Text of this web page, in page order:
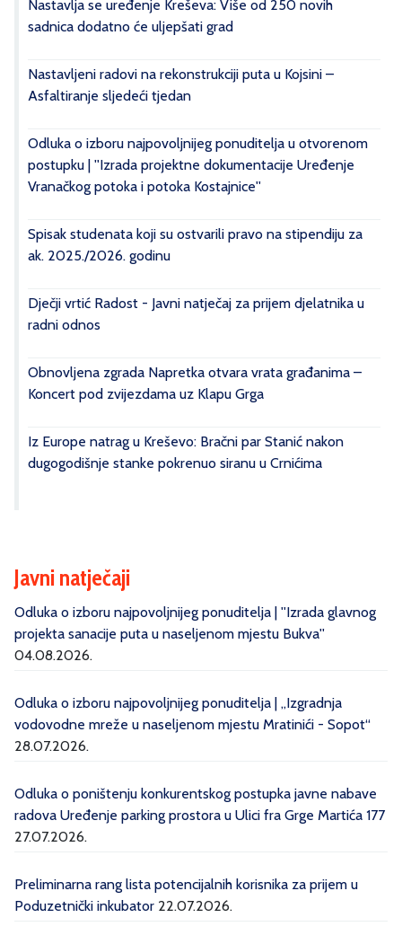
Nastavlja se uređenje Kreševa: Više od 250 novih
sadnica dodatno će uljepšati grad
Nastavljeni radovi na rekonstrukciji puta u Kojsini –
Asfaltiranje sljedeći tjedan
Odluka o izboru najpovoljnijeg ponuditelja u otvorenom
postupku | ''Izrada projektne dokumentacije Uređenje
Vranačkog potoka i potoka Kostajnice''
Spisak studenata koji su ostvarili pravo na stipendiju za
ak. 2025./2026. godinu
Dječji vrtić Radost - Javni natječaj za prijem djelatnika u
radni odnos
Obnovljena zgrada Napretka otvara vrata građanima –
Koncert pod zvijezdama uz Klapu Grga
Iz Europe natrag u Kreševo: Bračni par Stanić nakon
dugogodišnje stanke pokrenuo siranu u Crnićima
Javni natječaji
Odluka o izboru najpovoljnijeg ponuditelja | ''Izrada glavnog
projekta sanacije puta u naseljenom mjestu Bukva''
04.08.2026.
Odluka o izboru najpovoljnijeg ponuditelja | „Izgradnja
vodovodne mreže u naseljenom mjestu Mratinići - Sopot“
28.07.2026.
Odluka o poništenju konkurentskog postupka javne nabave
radova Uređenje parking prostora u Ulici fra Grge Martića 177
27.07.2026.
Preliminarna rang lista potencijalnih korisnika za prijem u
Poduzetnički inkubator 22.07.2026.